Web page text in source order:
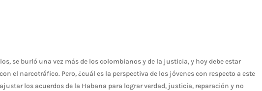
se burló una vez más de los colombianos y de la justicia, y hoy debe estar
el narcotráfico. Pero, ¿cuál es la perspectiva de los jóvenes con respecto a este
los acuerdos de la Habana para lograr verdad, justicia, reparación y no